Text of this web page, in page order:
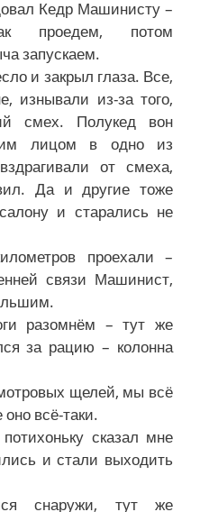
Кедр Машинисту –
проедем, потом
запускаем.
и закрыл глаза. Все,
изнывали из-за того,
смех. Полукед вон
лицом в одно из
от смеха,
Да и другие тоже
и старались не
проехали –
связи Машинист,
разомнём – тут же
за рацию – колонна
щелей, мы всё
всё-таки.
сказал мне
и стали выходить
снаружи, тут же